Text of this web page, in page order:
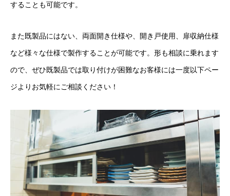
することも可能です。
また既製品にはない、両面開き仕様や、開き戸使用、扉収納仕様
など様々な仕様で製作することが可能です。形も相談に乗れます
ので、ぜひ既製品では取り付けが困難なお客様には一度以下ペー
ジよりお気軽にご相談ください！